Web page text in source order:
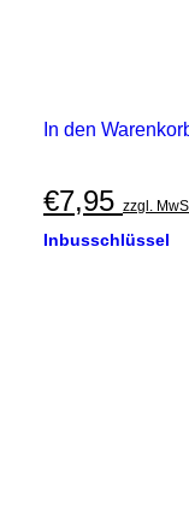
In den
€7,95 zzgl.
Inbusschlüssel